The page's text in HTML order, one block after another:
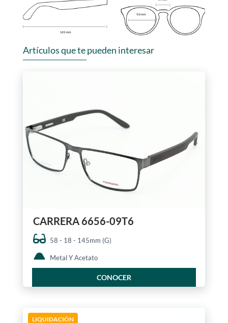
Artículos que te pueden interesar
CARRERA 6656-09T6
58 - 18 - 145mm (G)
Metal Y Acetato
CONOCER
LIQUIDACIÓN